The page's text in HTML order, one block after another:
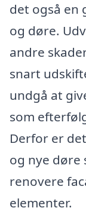
det også en
og døre.
andre
snart
undgå at
som
Derfor er
og nye døre
renovere
elementer.